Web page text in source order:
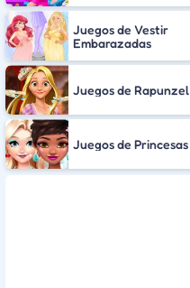
Juegos de Vestir
Embarazadas
Juegos de Rapunzel
Juegos de Princesas